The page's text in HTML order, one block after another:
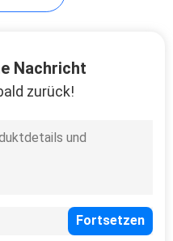
Nachricht
zurück!